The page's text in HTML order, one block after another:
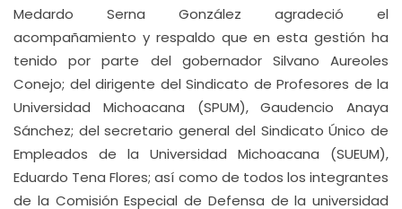
Medardo Serna González agradeció el
acompañamiento y respaldo que en esta gestión ha
tenido por parte del gobernador Silvano Aureoles
Conejo; del dirigente del Sindicato de Profesores de la
Universidad Michoacana (SPUM), Gaudencio Anaya
Sánchez; del secretario general del Sindicato Único de
Empleados de la Universidad Michoacana (SUEUM),
Eduardo Tena Flores; así como de todos los integrantes
de la Comisión Especial de Defensa de la universidad